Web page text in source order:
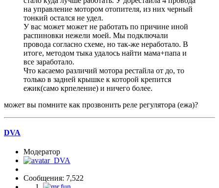
на управление мотором отопителя, из них черный
тонкий остался не удел.
У вас может может не работать по причине иной
распиновки нежели моей. Мы подключали
провода согласно схеме, но так-же неработало. В
итоге, методом тыка удалось найти мама+папа и
все заработало.
Что касаемо различий мотора рестайла от до, то
только в задней крышке к которой крепится
ежик(само крпеление) и ничего более.
может вы помните как прозвонить реле регулятора (ежа)?
DVA
Модератор
Сообщения: 7,522